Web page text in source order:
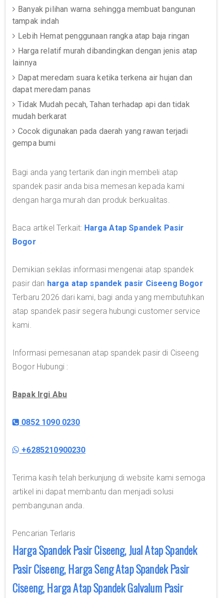
Banyak pilihan warna sehingga membuat bangunan
tampak indah
Lebih Hemat penggunaan rangka atap baja ringan
Harga relatif murah dibandingkan dengan jenis atap
lainnya
Dapat meredam suara ketika terkena air hujan dan
dapat meredam panas
Tidak Mudah pecah, Tahan terhadap api dan tidak
mudah berkarat
Cocok digunakan pada daerah yang rawan terjadi
gempa bumi
Bagi anda yang tertarik dan ingin membeli atap
spandek pasir anda bisa memesan kepada kami
dengan harga murah dan produk berkualitas.
Baca artikel Terkait: Harga Atap Spandek Pasir
Bogor
Demikian sekilas informasi mengenai atap spandek
pasir dan harga atap spandek pasir Ciseeng Bogor
Terbaru 2026 dari kami, bagi anda yang membutuhkan
atap spandek pasir segera hubungi customer service
kami.
Informasi pemesanan atap spandek pasir di Ciseeng
Bogor Hubungi :
Bapak Irgi Abu
0852 1090 0230
+6285210900230
Terima kasih telah berkunjung di website kami semoga
artikel ini dapat membantu dan menjadi solusi
pembangunan anda.
Pencarian Terlaris
Harga Spandek Pasir Ciseeng, Jual Atap Spandek
Pasir Ciseeng, Harga Seng Atap Spandek Pasir
Ciseeng, Harga Atap Spandek Galvalum Pasir